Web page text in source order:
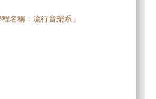
名稱：流行音樂系」